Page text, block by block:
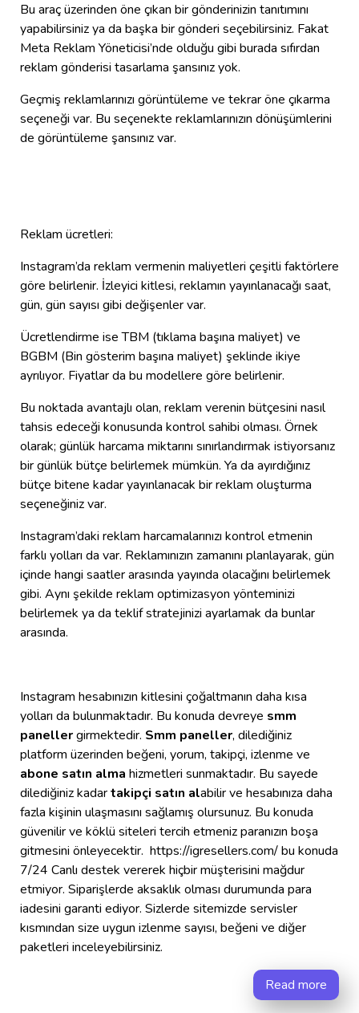
Bu araç üzerinden öne çıkan bir gönderinizin tanıtımını
yapabilirsiniz ya da başka bir gönderi seçebilirsiniz. Fakat
Meta Reklam Yöneticisi’nde olduğu gibi burada sıfırdan
reklam gönderisi tasarlama şansınız yok.
Geçmiş reklamlarınızı görüntüleme ve tekrar öne çıkarma
seçeneği var. Bu seçenekte reklamlarınızın dönüşümlerini
de görüntüleme şansınız var.
Reklam ücretleri:
Instagram’da reklam vermenin maliyetleri çeşitli faktörlere
göre belirlenir. İzleyici kitlesi, reklamın yayınlanacağı saat,
gün, gün sayısı gibi değişenler var.
Ücretlendirme ise TBM (tıklama başına maliyet) ve
BGBM (Bin gösterim başına maliyet) şeklinde ikiye
ayrılıyor. Fiyatlar da bu modellere göre belirlenir.
Bu noktada avantajlı olan, reklam verenin bütçesini nasıl
tahsis edeceği konusunda kontrol sahibi olması. Örnek
olarak; günlük harcama miktarını sınırlandırmak istiyorsanız
bir günlük bütçe belirlemek mümkün. Ya da ayırdığınız
bütçe bitene kadar yayınlanacak bir reklam oluşturma
seçeneğiniz var.
Instagram’daki reklam harcamalarınızı kontrol etmenin
farklı yolları da var. Reklamınızın zamanını planlayarak, gün
içinde hangi saatler arasında yayında olacağını belirlemek
gibi. Aynı şekilde reklam optimizasyon yönteminizi
belirlemek ya da teklif stratejinizi ayarlamak da bunlar
arasında.
Instagram hesabınızın kitlesini çoğaltmanın daha kısa
yolları da bulunmaktadır. Bu konuda devreye smm
panellergirmektedir. Smm paneller, dilediğiniz
platform üzerinden beğeni, yorum, takipçi, izlenme ve
abone satın alma hizmetleri sunmaktadır. Bu sayede
dilediğiniz kadartakipçi satın alabilir ve hesabınıza daha
fazla kişinin ulaşmasını sağlamış olursunuz. Bu konuda
güvenilir ve köklü siteleri tercih etmeniz paranızın boşa
gitmesini önleyecektir. https://igresellers.com/ bu konuda
7/24 Canlı destek vererek hiçbir müşterisini mağdur
etmiyor. Siparişlerde aksaklık olması durumunda para
iadesini garanti ediyor. Sizlerde sitemizde servisler
kısmından size uygun izlenme sayısı, beğeni ve diğer
paketleri inceleyebilirsiniz.
Read more